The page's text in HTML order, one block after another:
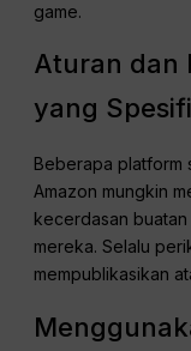
game.
Aturan dan
yang
Beberapa platform
Amazon mungkin
kecerdasan
mereka. Selalu
mempublikasikan